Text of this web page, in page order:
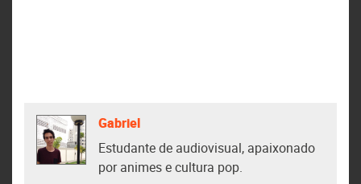
Gabriel
Estudante de audiovisual, apaixonado
por animes e cultura pop.